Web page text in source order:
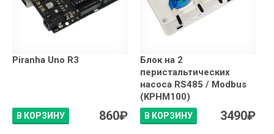
Piranha Uno R3
В КОРЗИНУ 860₽
Блок на 2
перистальтических
насоса RS485 / Modbus
(KPHM100)
В КОРЗИНУ 3490₽